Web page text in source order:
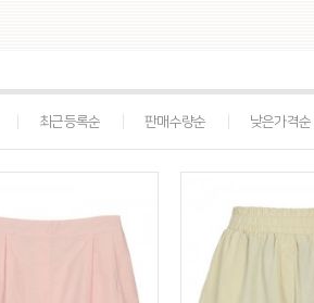
최근등록순 판매수량순 낮은가격순